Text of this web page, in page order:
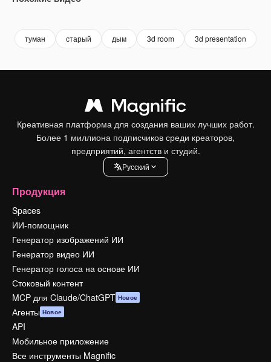
туман старый дым 3d room 3d presentation
Креативная платформа для создания ваших лучших работ.
Более 1 миллиона подписчиков среди креаторов,
предприятий, агентств и студий.
Pусский
Продукция
Spaces
ИИ-помощник
Генератор изображений ИИ
Генератор видео ИИ
Генератор голоса на основе ИИ
Стоковый контент
MCP для Claude/ChatGPT Новое
Агенты Новое
API
Мобильное приложение
Все инструменты Magnific